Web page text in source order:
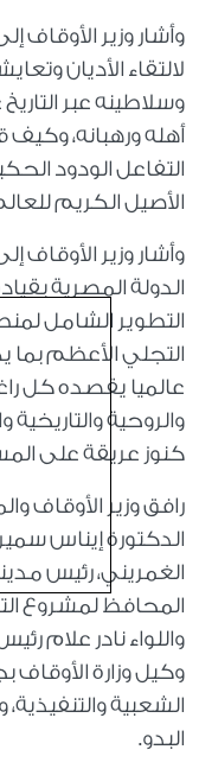
وأشار وزير الأوقاف
لالتقاء الأديان
وسلاطينه عبر
أهله ورهبانه،
التفاعل الودود
الأصيل الكريم
وأشار وزير الأوقاف
الدولة المصرية
التطوير الشامل
التجلي الأعظم بما
عالميا يقصده كل
والروحية
كنوز عريقة على
رافق وزير الأوقاف
الدكتورة إيناس
الغمريني، رئيس
المحافظ لمشروع
واللواء نادر علام
وكيل وزارة
الشعبية
البدو.